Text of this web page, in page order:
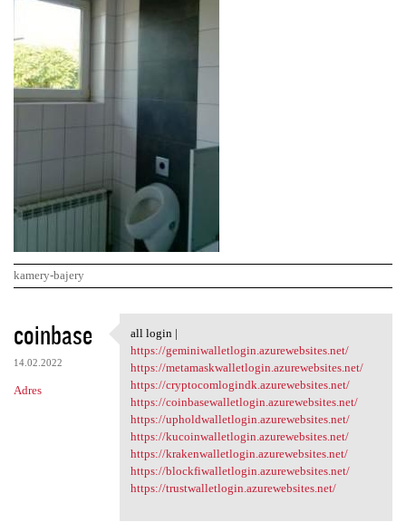
kamery-bajery
K
o
m
e
coinbase
14.02.2022
Adres
all login |
all login |
https://geminiwalletlogin.azurewebsites.net/
https://metamaskwalletlogin.azurewebsites.net/
https://cryptocomlogindk.azurewebsites.net/
https://coinbasewalletlogin.azurewebsites.net/
https://upholdwalletlogin.azurewebsites.net/
https://kucoinwalletlogin.azurewebsites.net/
https://krakenwalletlogin.azurewebsites.net/
https://blockfiwalletlogin.azurewebsites.net/
https://trustwalletlogin.azurewebsites.net/